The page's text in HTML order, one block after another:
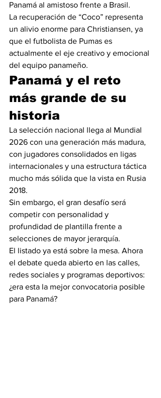
Panamá al amistoso frente a Brasil.
La recuperación de “Coco” representa
un alivio enorme para Christiansen, ya
que el futbolista de Pumas es
actualmente el eje creativo y emocional
del equipo panameño.
Panamá y el reto
más grande de su
historia
La selección nacional llega al Mundial
2026 con una generación más madura,
con jugadores consolidados en ligas
internacionales y una estructura táctica
mucho más sólida que la vista en Rusia
2018.
Sin embargo, el gran desafío será
competir con personalidad y
profundidad de plantilla frente a
selecciones de mayor jerarquía.
El listado ya está sobre la mesa. Ahora
el debate queda abierto en las calles,
redes sociales y programas deportivos:
¿era esta la mejor convocatoria posible
para Panamá?